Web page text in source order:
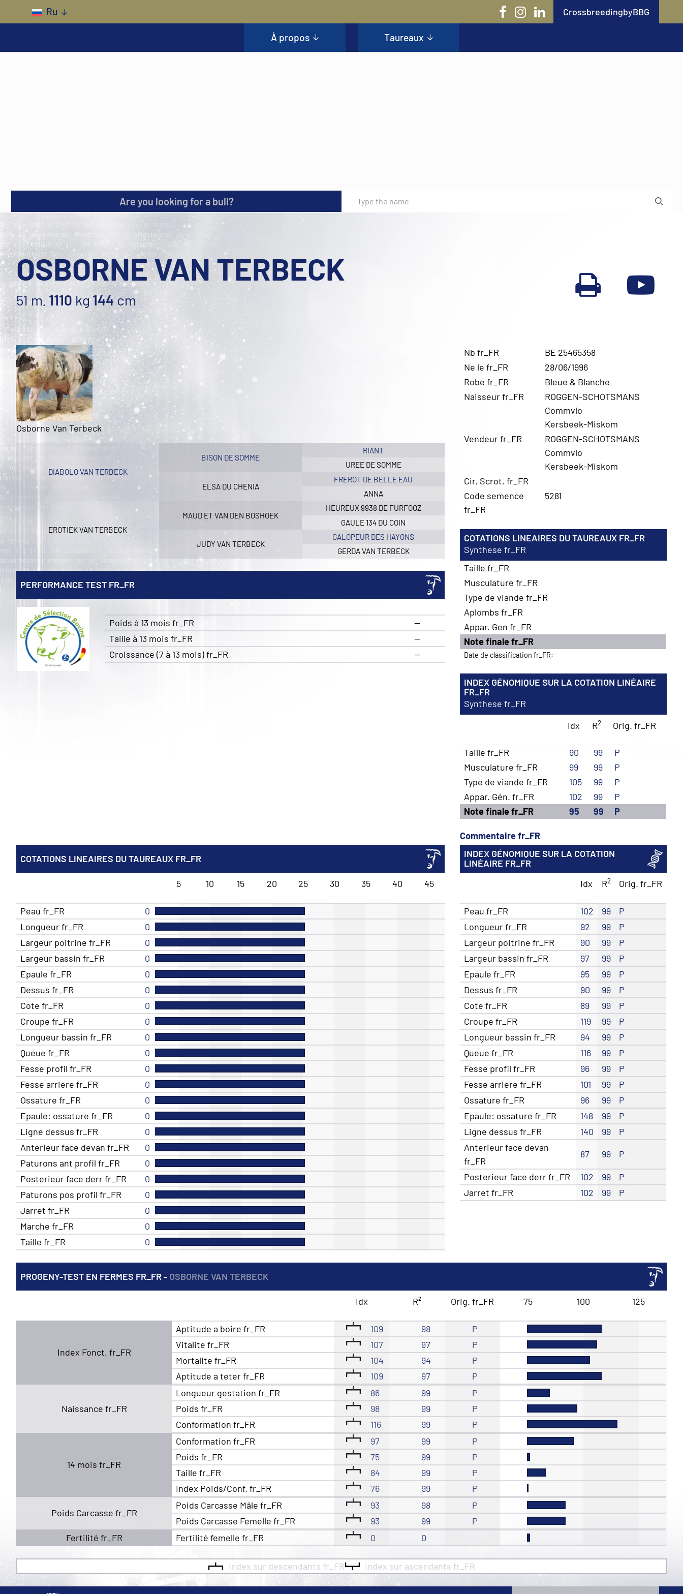
Skip to main content
Ru CrossbreedingbyBBG
À propos Taureaux
Are you looking for a bull?
OSBORNE VAN TERBECK
51 m. 1110 kg144cm
Osborne Van Terbeck
DIABOLO VAN TERBECK
BISON DE SOMME
ELSA DU CHENIA
RIANT
UREE DE SOMME
FREROT DE BELLE EAU
ANNA
EROTIEK VAN TERBECK
MAUD ET VAN DEN BOSHOEK
JUDY VAN TERBECK
HEUREUX 9938 DE FURFOOZ
GAULE 134 DU COIN
GALOPEUR DES HAYONS
GERDA VAN TERBECK
PERFORMANCE TEST FR_FR
Poids à 13 mois fr_FR
—
Taille à 13 mois fr_FR
—
Croissance (7 à 13 mois) fr_FR
—
Nb fr_FR
BE 25465358
Ne le fr_FR
28/06/1996
Robe fr_FR
Bleue & Blanche
Naisseur fr_FR
ROGGEN-SCHOTSMANS
Commvlo
Kersbeek-Miskom
Vendeur fr_FR
ROGGEN-SCHOTSMANS
Commvlo
Kersbeek-Miskom
Cir. Scrot. fr_FR
Code semence
fr_FR
5281
COTATIONS LINEAIRES DU TAUREAUX FR_FR
Synthese fr_FR
Taille fr_FR
Musculature fr_FR
Type de viande fr_FR
Aplombs fr_FR
Appar. Gen fr_FR
Note finale fr_FR
Date de classification fr_FR:
INDEX GÉNOMIQUE SUR LA COTATION LINÉAIRE
FR_FR
Synthese fr_FR
Idx
R2 Orig. fr_FR
Taille fr_FR 90 99
P
Musculature fr_FR
99 99
P
Type de viande fr_FR
105 99
P
Appar. Gén. fr_FR
102 99
P
Note finale fr_FR
95 99 P
Commentaire fr_FR
COTATIONS LINEAIRES DU TAUREAUX FR_FR
5 10 15 20 25 30 35 40 45
Peau fr_FR
0
Longueur fr_FR
0
Largeur poitrine fr_FR
0
Largeur bassin fr_FR
0
Epaule fr_FR
0
Dessus fr_FR
0
Cote fr_FR
0
Croupe fr_FR
0
Longueur bassin fr_FR
0
Queue fr_FR
0
Fesse profil fr_FR
0
Fesse arriere fr_FR
0
Ossature fr_FR
0
Epaule: ossature fr_FR
0
Ligne dessus fr_FR
0
Anterieur face devan fr_FR
0
Paturons ant profil fr_FR
0
Posterieur face derr fr_FR
0
Paturons pos profil fr_FR
0
Jarret fr_FR
0
Marche fr_FR
0
Taille fr_FR
0
INDEX GÉNOMIQUE SUR LA COTATION
LINÉAIRE FR_FR
Idx
R2 Orig. fr_FR
Peau fr_FR 102 99
P
Longueur fr_FR
92 99
P
Largeur poitrine fr_FR
90 99
P
Largeur bassin fr_FR
97 99
P
Epaule fr_FR
95 99
P
Dessus fr_FR
90 99
P
Cote fr_FR
89 99
P
Croupe fr_FR
119 99
P
Longueur bassin fr_FR
94 99
P
Queue fr_FR
116 99
P
Fesse profil fr_FR
96 99
P
Fesse arriere fr_FR
101 99
P
Ossature fr_FR
96 99
P
Epaule: ossature fr_FR
148 99
P
Ligne dessus fr_FR
140 99
P
Anterieur face devan
fr_FR
87 99 P
Posterieur face derr fr_FR 102 99
P
Jarret fr_FR
102 99 P
PROGENY-TEST EN FERMES FR_FR - OSBORNE VAN TERBECK
Idx R² Orig. fr_FR 75 100 125
Index Fonct. fr_FR
Aptitude a boire fr_FR 109 98
P
Vitalite fr_FR
107 97
P
Mortalite fr_FR
104 94
P
Aptitude a teter fr_FR
109 97 P
Naissance fr_FR
Longueur gestation fr_FR 86 99
P
Poids fr_FR
98 99
P
Conformation fr_FR
116 99 P
14 mois fr_FR
Conformation fr_FR 97 99
P
Poids fr_FR
75 99
P
Taille fr_FR
84 99
P
Index Poids/Conf. fr_FR
76 99 P
Poids Carcasse fr_FR
Poids Carcasse Mâle fr_FR 93 98
P
Poids Carcasse Femelle fr_FR
93 99
P
Fertilité fr_FR
Fertilité femelle fr_FR 0 0
Index sur descendants fr_FR Index sur ascendants fr_FR